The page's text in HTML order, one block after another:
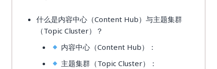
什么是内容中心（Content Hub）与主题集群
（Topic Cluster）？
内容中心（Content Hub）：
主题集群（Topic Cluster）：